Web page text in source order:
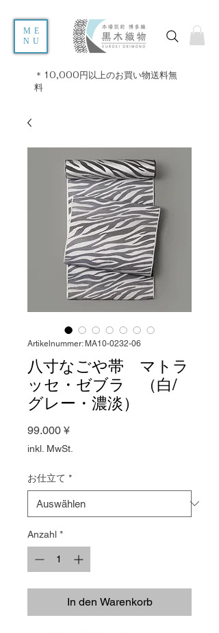
ME
NU
＊10,000円以上のお買い物送料無
料
Artikelnummer: MA10-0232-06
八寸なごや帯 マトラ
ッセ・ゼブラ （白/
グレー・濃淡）
99.000 ¥Preis
inkl. MwSt.
お仕立て *
Anzahl *
In den Warenkorb